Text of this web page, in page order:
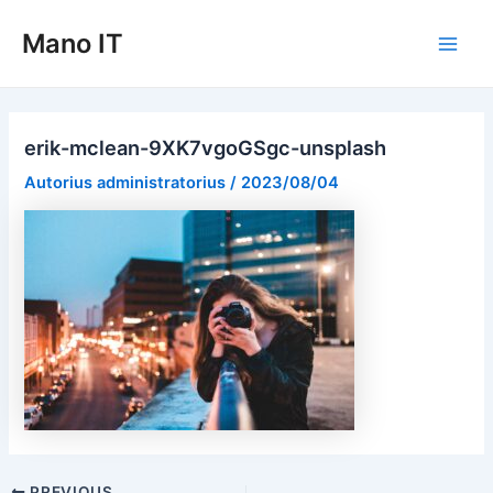
prieMano IT
erik-mclean-9XK7vgoGSgc-unsplash
Autorius administratorius/ 2023/08/04